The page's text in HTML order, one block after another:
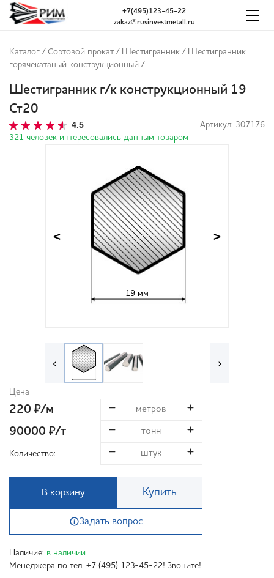
zakaz@rusinvestmetall.ru
+7(495)123-45-22
Каталог / Сортовой прокат / Шестигранник / Шестигранник
горячекатаный конструкционный /
Шестигранник г/к конструкционный 19
Ст20
4.5
Артикул: 307176
321 человек интересовались данным товаром
19 мм
< >
‹ ›
Цена
220 ₽/м
90000 ₽/т
Количество:
В корзину Купить
Задать вопрос
Наличие: в наличии
Менеджера по тел. +7 (495) 123-45-22! Звоните!